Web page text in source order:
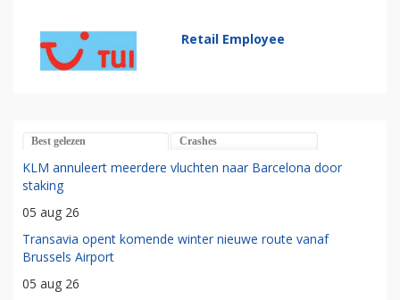
Retail Employee
Best gelezen Crashes
KLM annuleert meerdere vluchten naar Barcelona door
staking
05 aug 26
Transavia opent komende winter nieuwe route vanaf
Brussels Airport
05 aug 26